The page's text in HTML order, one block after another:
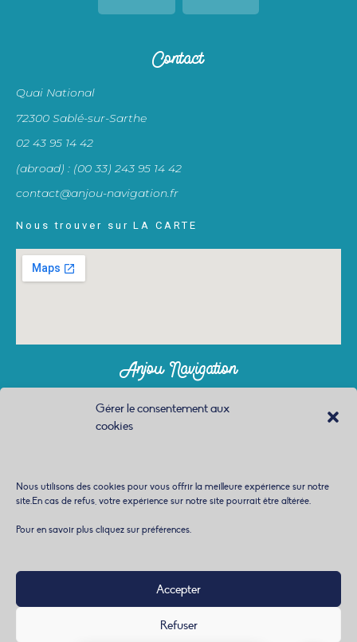
Gérer le consentement aux
cookies
Nous utilisons des cookies pour vous offrir la meilleure expérience sur notre
site.En cas de refus, votre expérience sur notre site pourrait être altérée.
Pour en savoir plus cliquez sur préférences.
Accepter
Refuser
Contact
Quai National
72300 Sablé-sur-Sarthe
02 43 95 14 42
(abroad) : (00 33) 243 95 14 42
contact@anjou-navigation.fr
Nous trouver sur LA CARTE
Anjou Navigation
À propos
Mentions Légales
Politique de confidentialité
Design Lucile Goget / Création SB WebAgency © 2023